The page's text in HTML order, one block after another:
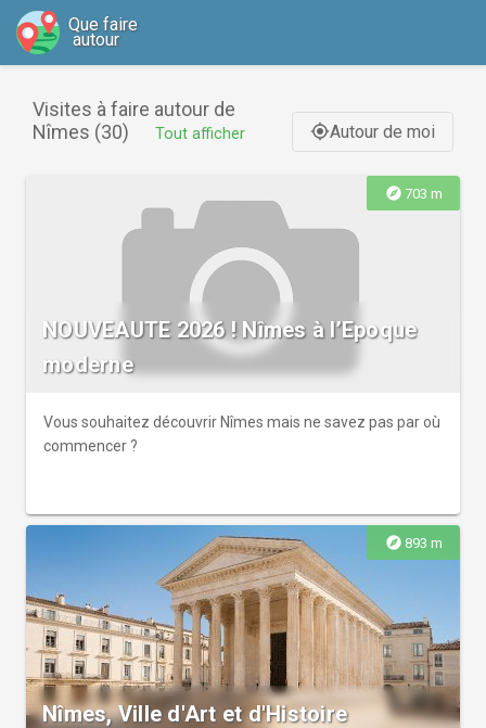
Que faire
autour
Visites à faire autour de
Nîmes (30)
Tout afficher gps_fixedAutour de moi
explore 703 m
NOUVEAUTE 2026 ! Nîmes à l’Epoque
moderne
Vous souhaitez découvrir Nîmes mais ne savez pas par où
commencer ?
explore 893 m
Nîmes, Ville d'Art et d'Histoire